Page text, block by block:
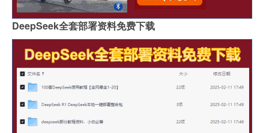
DeepSeek全套部署资料免费下载